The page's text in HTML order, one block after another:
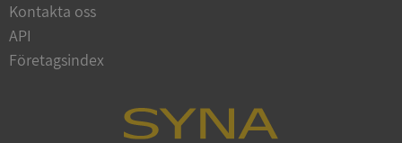
Kontakta oss
API
Företagsindex
.youtube.com